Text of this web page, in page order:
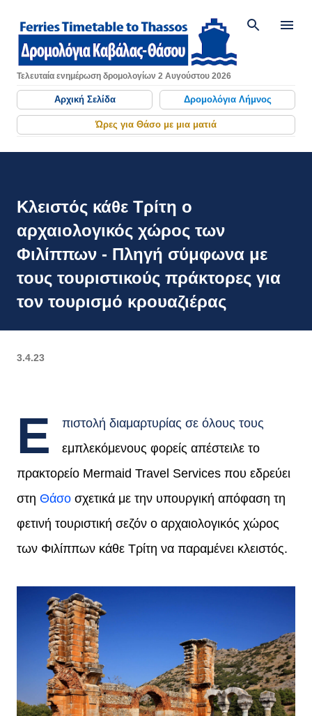
Μετάβαση στο κύριο περιεχόμενο
Τελευταία ενημέρωση δρομολογίων 2 Αυγούστου 2026
Αρχική Σελίδα Δρομολόγια Λήμνος
Ώρες για Θάσο με μια ματιά
Κλειστός κάθε Τρίτη ο
αρχαιολογικός χώρος των
Φιλίππων - Πληγή σύμφωνα με
τους τουριστικούς πράκτορες για
τον τουρισμό κρουαζιέρας
3.4.23
Ε
πιστολή διαμαρτυρίας σε όλους τους
εμπλεκόμενους φορείς απέστειλε το
πρακτορείο Mermaid Travel Services που εδρεύει
στη Θάσο σχετικά με την υπουργική απόφαση τη
φετινή τουριστική σεζόν ο αρχαιολογικός χώρος
των Φιλίππων κάθε Τρίτη να παραμένει κλειστός.